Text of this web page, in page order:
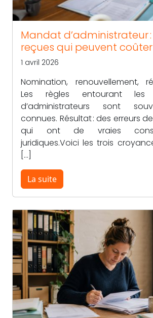
Mandat d’administrateur :
reçues qui peuvent
1 avril 2026
Nomination, renouvellement,
Les règles entourant les
d’administrateurs sont
connues. Résultat : des erreurs
qui ont de vraies
juridiques.Voici les trois
[…]
La suite